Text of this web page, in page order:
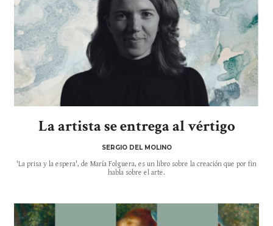
La artista se entrega al vértigo
SERGIO DEL MOLINO
'La prisa y la espera', de María Folguera, es un libro sobre la creación que por fin
habla sobre el arte.